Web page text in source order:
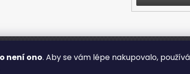
není ono. Aby se vám lépe nakupovalo,
Kontakt